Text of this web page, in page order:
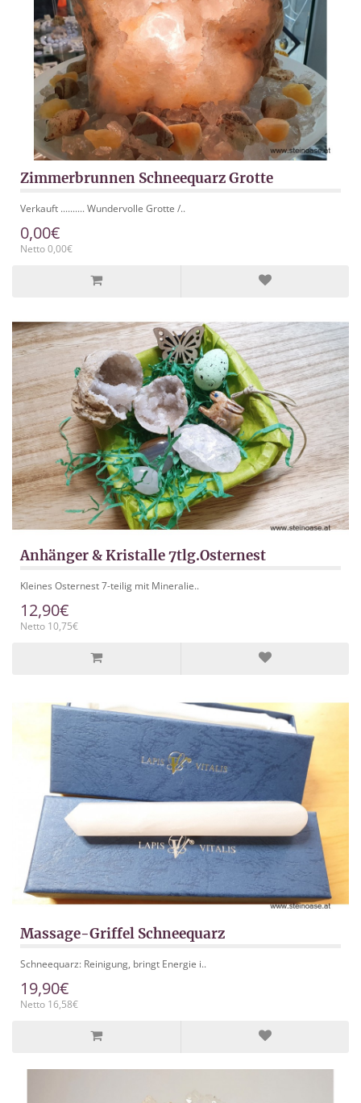
Zimmerbrunnen Schneequarz Grotte
Verkauft .......... Wundervolle Grotte /..
0,00€
Netto 0,00€
Anhänger & Kristalle 7tlg.Osternest
Kleines Osternest 7-teilig mit Mineralie..
12,90€
Netto 10,75€
Massage-Griffel Schneequarz
Schneequarz: Reinigung, bringt Energie i..
19,90€
Netto 16,58€